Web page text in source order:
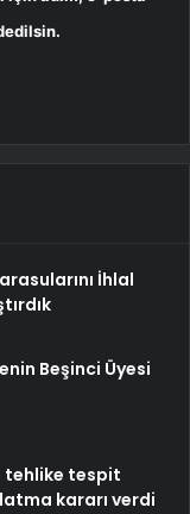
İhlal
Beşinci Üyesi
tehlike tespit
kararı verdi